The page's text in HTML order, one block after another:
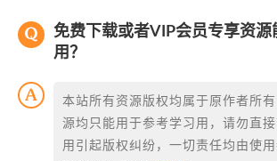
免费下载或者VIP会员专享资源
用？
本站所有资源版权均属于原作者所
源均只能用于参考学习用，请勿直
用引起版权纠纷，一切责任均由使